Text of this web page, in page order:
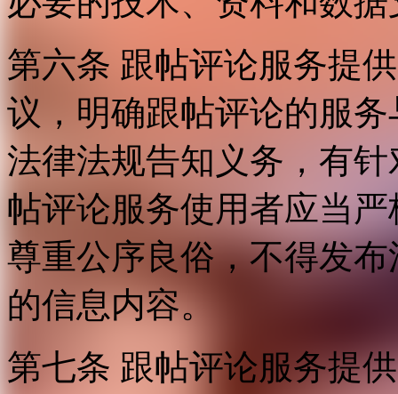
第六条 跟帖评论服务提
议，明确跟帖评论的服
法律法规告知义务，有
帖评论服务使用者应当
尊重公序良俗，不得发
的信息内容。
第七条 跟帖评论服务提